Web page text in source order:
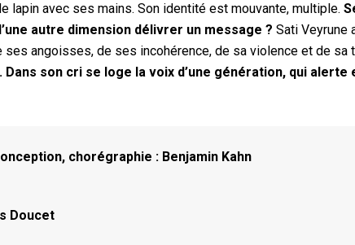
lapin avec ses mains. Son identité est mouvante, multiple.
autre dimension délivrer un message ? Sati Veyrune
angoisses, de ses incohérence, de sa violence et de sa
son cri se loge la voix d’une génération, qui
chorégraphie : Benjamin Kahn
Doucet